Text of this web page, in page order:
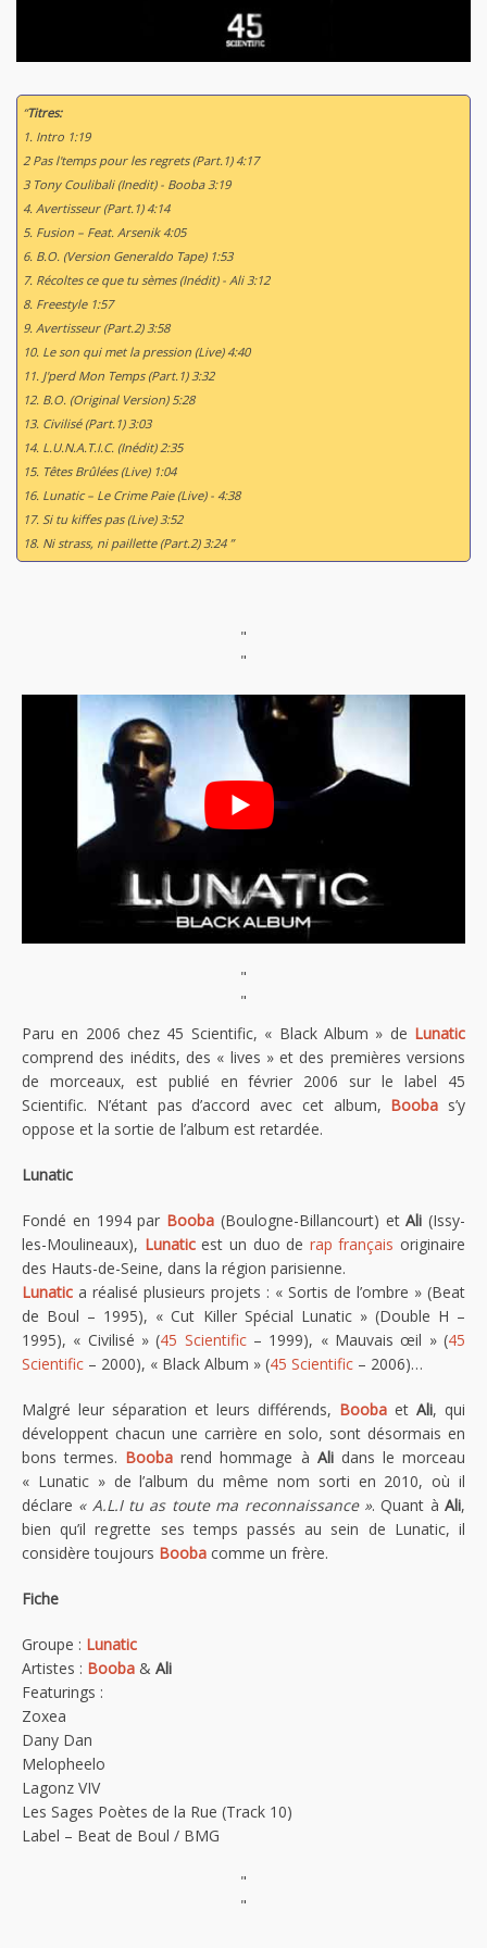
“Titres:
1. Intro 1:19
2 Pas l'temps pour les regrets (Part.1) 4:17
3 Tony Coulibali (Inedit) - Booba 3:19
4. Avertisseur (Part.1) 4:14
5. Fusion – Feat. Arsenik 4:05
6. B.O. (Version Generaldo Tape) 1:53
7. Récoltes ce que tu sèmes (Inédit) - Ali 3:12
8. Freestyle 1:57
9. Avertisseur (Part.2) 3:58
10. Le son qui met la pression (Live) 4:40
11. J'perd Mon Temps (Part.1) 3:32
12. B.O. (Original Version) 5:28
13. Civilisé (Part.1) 3:03
14. L.U.N.A.T.I.C. (Inédit) 2:35
15. Têtes Brûlées (Live) 1:04
16. Lunatic – Le Crime Paie (Live) - 4:38
17. Si tu kiffes pas (Live) 3:52
18. Ni strass, ni paillette (Part.2) 3:24 ”
"
"
"
"
Paru en 2006 chez 45 Scientific, « Black Album » de Lunatic
comprend des inédits, des « lives » et des premières versions
de morceaux, est publié en février 2006 sur le label 45
Scientific. N’étant pas d’accord avec cet album, Booba s’y
oppose et la sortie de l’album est retardée.
Lunatic
Fondé en 1994 par Booba (Boulogne-Billancourt) etAli (Issy-
les-Moulineaux), Lunaticest un duo de rap français originaire
des Hauts-de-Seine, dans la région parisienne.
Lunatic a réalisé plusieurs projets : « Sortis de l’ombre » (Beat
de Boul – 1995), « Cut Killer Spécial Lunatic » (Double H –
1995), « Civilisé » (45 Scientific– 1999), « Mauvais œil » (45
Scientific – 2000), « Black Album » (45 Scientific – 2006)…
Malgré leur séparation et leurs différends, Booba et Ali, qui
développent chacun une carrière en solo, sont désormais en
bons termes. Booba rend hommage à Alidans le morceau
« Lunatic » de l’album du même nom sorti en 2010, où il
déclare « A.L.I tu as toute ma reconnaissance ». Quant àAli,
bien qu’il regrette ses temps passés au sein de Lunatic, il
considère toujours Booba comme un frère.
Fiche
Groupe : Lunatic
Artistes : Booba & Ali
Featurings :
Zoxea
Dany Dan
Melopheelo
Lagonz VIV
Les Sages Poètes de la Rue (Track 10)
Label – Beat de Boul / BMG
"
"